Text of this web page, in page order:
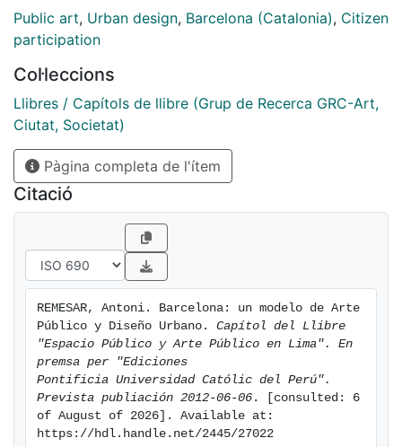
the experiences that our research center has launched
Public art, Urban design, Barcelona (Catalonia), Citizen
participation
Col·leccions
Llibres / Capítols de llibre (Grup de Recerca GRC-Art,
Ciutat, Societat)
Pàgina completa de l'ítem
Citació
REMESAR, Antoni. Barcelona: un modelo de Arte
Público y Diseño Urbano. Capítol del Llibre
"Espacio Público y Arte Público en Lima". En
premsa per "Ediciones
Pontificia Universidad Católic del Perú".
Prevista publiación 2012-06-06 . [consulted: 6
of August of 2026]. Available at:
https://hdl.handle.net/2445/27022